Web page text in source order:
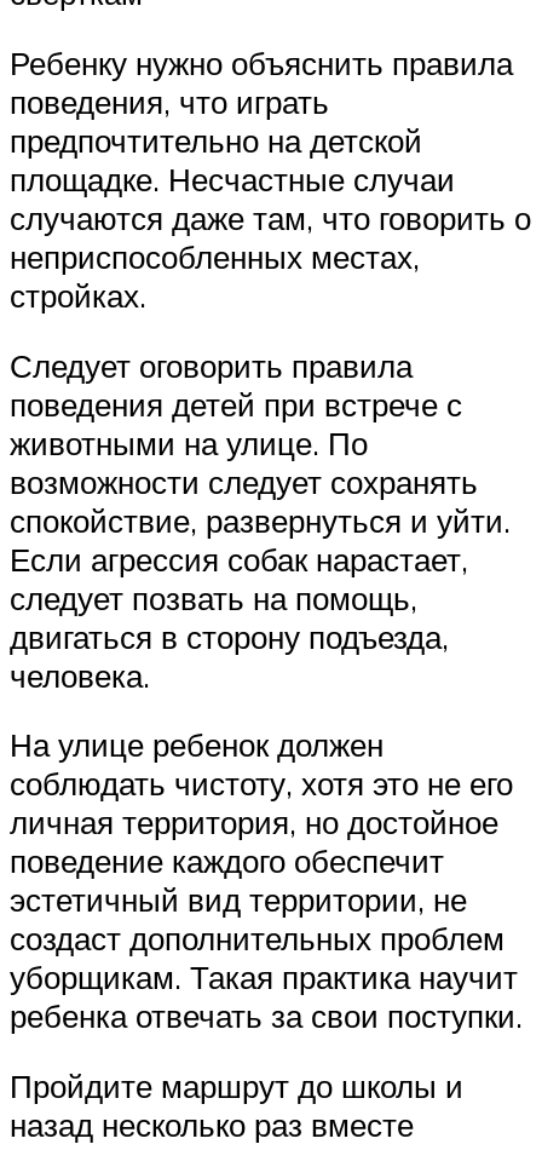
Ребенку нужно объяснить правила
поведения, что играть
предпочтительно на детской
площадке. Несчастные случаи
случаются даже там, что говорить о
неприспособленных местах,
стройках.
Следует оговорить правила
поведения детей при встрече с
животными на улице. По
возможности следует сохранять
спокойствие, развернуться и уйти.
Если агрессия собак нарастает,
следует позвать на помощь,
двигаться в сторону подъезда,
человека.
На улице ребенок должен
соблюдать чистоту, хотя это не его
личная территория, но достойное
поведение каждого обеспечит
эстетичный вид территории, не
создаст дополнительных проблем
уборщикам. Такая практика научит
ребенка отвечать за свои поступки.
Пройдите маршрут до школы и
назад несколько раз вместе